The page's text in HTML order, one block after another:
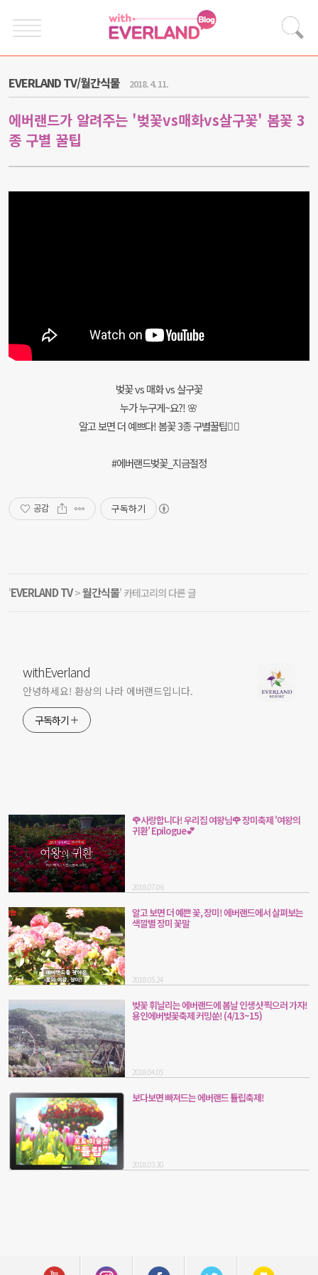
EVERLAND TV/월간식물 2018. 4. 11.
에버랜드가 알려주는 '벚꽃vs매화vs살구꽃' 봄꽃 3
종 구별 꿀팁
벚꽃 vs 매화 vs 살구꽃
누가 누구게~요?! 🌸
알고 보면 더 예쁘다! 봄꽃 3종 구별꿀팁✌🏻
#에버랜드벚꽃_지금절정
공감 구독하기
'EVERLAND TV>월간식물' 카테고리의 다른 글
withEverland
안녕하세요! 환상의 나라 에버랜드입니다.
구독하기
🌹사랑합니다! 우리집 여왕님🌹 장미축제 '여왕의
귀환' Epilogue💕
2018.07.06
알고 보면 더 예쁜 꽃, 장미! 에버랜드에서 살펴보는
색깔별 장미 꽃말
2018.05.24
벚꽃 휘날리는 에버랜드에 봄날 인생샷 찍으러 가자!
용인에버벚꽃축제 커밍쑨! (4/13~15)
2018.04.05
보다보면 빠져드는 에버랜드 튤립축제!
2018.03.30